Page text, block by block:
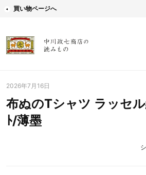
買い物ページへ
2026年7月16日
布ぬのTシャツ ラッセ
ﾄ/薄墨